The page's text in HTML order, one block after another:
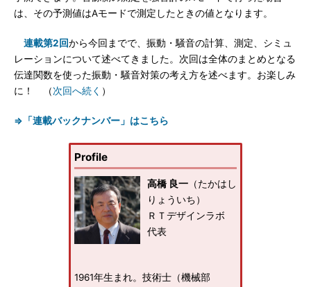
は、その予測値はAモードで測定したときの値となります。
連載第2回から今回までで、振動・騒音の計算、測定、シミュ
レーションについて述べてきました。次回は全体のまとめとなる
伝達関数を使った振動・騒音対策の考え方を述べます。お楽しみ
に！ （次回へ続く ）
⇒「連載バックナンバー」はこちら
Profile
高橋 良一 （たかはし
りょういち）
ＲＴデザインラボ
代表
1961年生まれ。技術士（機械部